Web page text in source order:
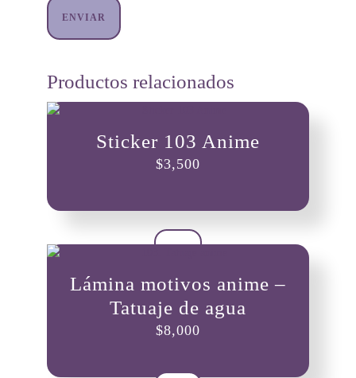
Productos relacionados
Sticker 103 Anime
$3,500
Lámina motivos anime –
Tatuaje de agua
$8,000